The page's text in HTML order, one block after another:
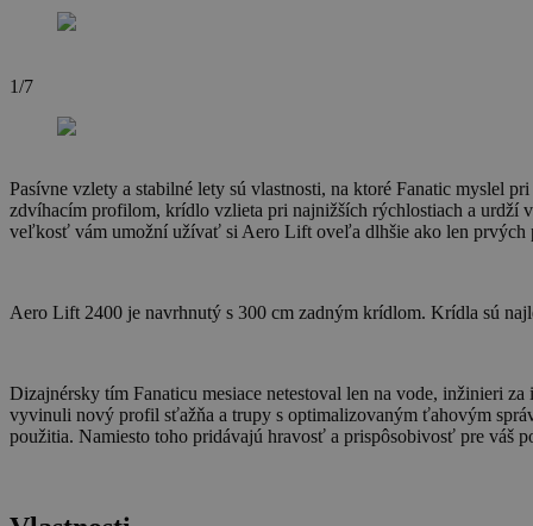
1/7
Pasívne vzlety a stabilné lety sú vlastnosti, na ktoré Fanatic myslel
zdvíhacím profilom, krídlo vzlieta pri najnižších rýchlostiach a urdží
veľkosť vám umožní užívať si Aero Lift oveľa dlhšie ako len prvých
Aero Lift 2400 je navrhnutý s 300 cm zadným krídlom. Krídla sú
Dizajnérsky tím Fanaticu mesiace netestoval len na vode, inžinieri
vyvinuli nový profil sťažňa a trupy s optimalizovaným ťahovým
použitia. Namiesto toho pridávajú hravosť a prispôsobivosť pre váš